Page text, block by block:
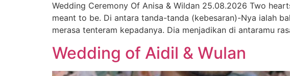
Wedding Ceremony Of Anisa & Wildan 25.08.2026 Two
meant to be. Di antara tanda-tanda (kebesaran)-Nya ialah
merasa tenteram kepadanya. Dia menjadikan di antaramu
Wedding of Aidil & Wulan